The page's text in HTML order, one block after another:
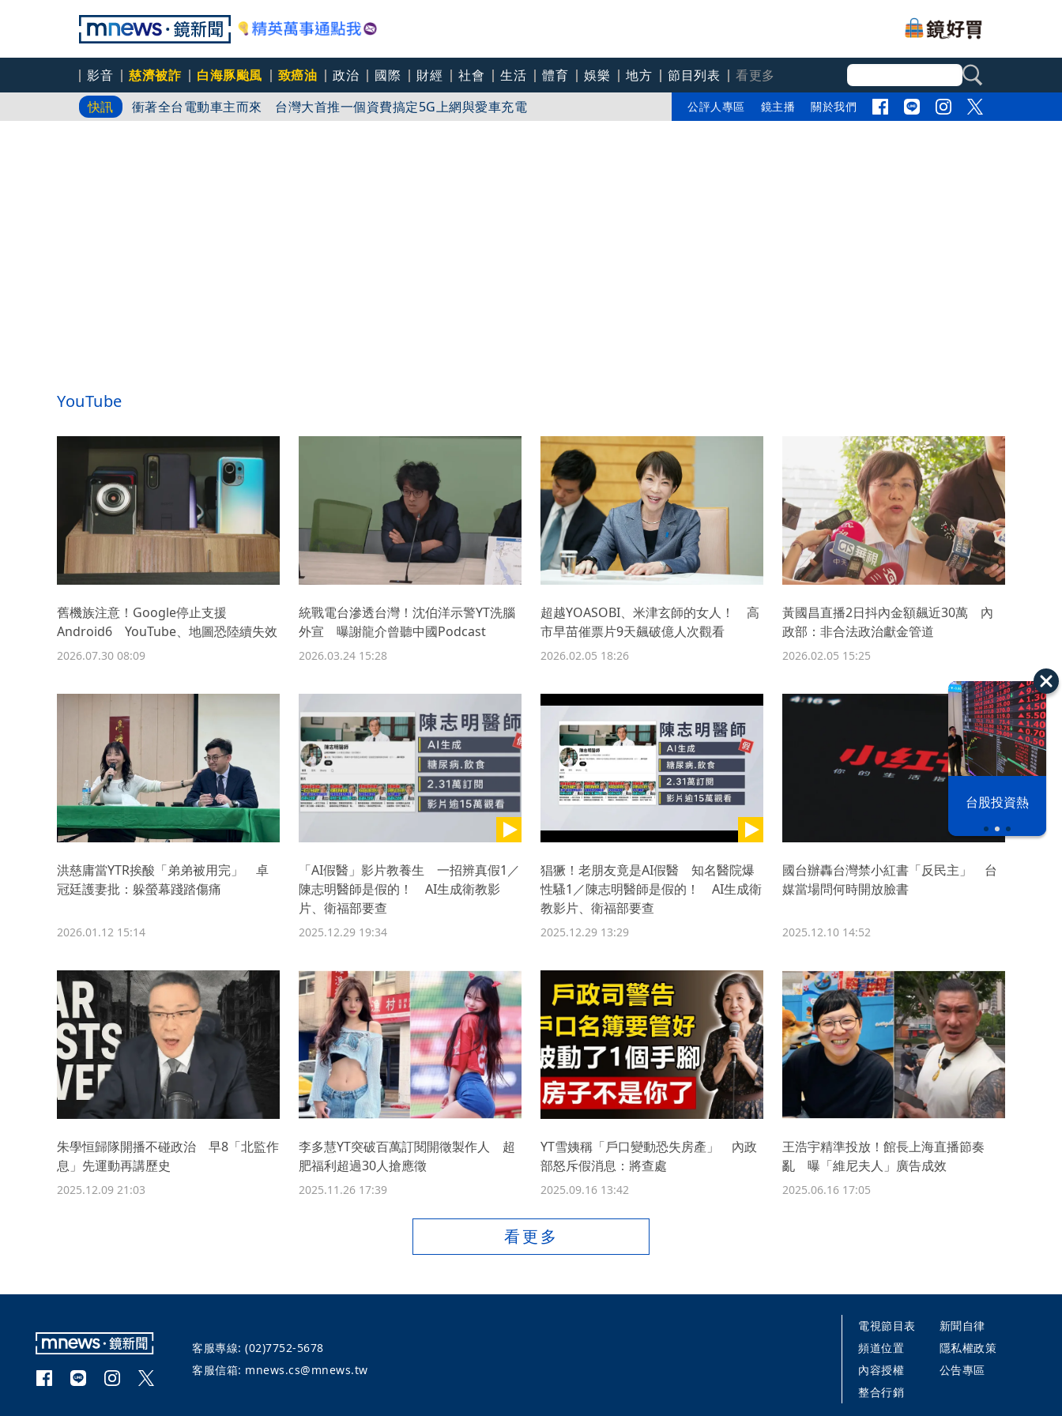
影音 慈濟被詐 白海豚颱風 致癌油 政治 國際 財經 社會 生活 體育 娛樂 地方 節目列表
看更多
快訊
「滴管餵毒」傳播妹如喪屍遭性侵致死！毒趴變態男重判14年6月
衝著全台電動車主而來 台灣大首推一個資費搞定5G上網與愛車充電
公評人專區 鏡主播 關於我們
台股投資熱
YouTube
舊機族注意！Google停止支援
Android6 YouTube、地圖恐陸續失效
2026.07.30 08:09
統戰電台滲透台灣！沈伯洋示警YT洗腦
外宣 曝謝龍介曾聽中國Podcast
2026.03.24 15:28
超越YOASOBI、米津玄師的女人！ 高
市早苗催票片9天飆破億人次觀看
2026.02.05 18:26
黃國昌直播2日抖內金額飆近30萬 內
政部：非合法政治獻金管道
2026.02.05 15:25
洪慈庸當YTR挨酸「弟弟被用完」 卓
冠廷護妻批：躲螢幕踐踏傷痛
2026.01.12 15:14
「AI假醫」影片教養生 一招辨真假1／
陳志明醫師是假的！ AI生成衛教影
片、衛福部要查
2025.12.29 19:34
猖獗！老朋友竟是AI假醫 知名醫院爆
性騷1／陳志明醫師是假的！ AI生成衛
教影片、衛福部要查
2025.12.29 13:29
國台辦轟台灣禁小紅書「反民主」 台
媒當場問何時開放臉書
2025.12.10 14:52
朱學恒歸隊開播不碰政治 早8「北監作
息」先運動再講歷史
2025.12.09 21:03
李多慧YT突破百萬訂閱開徵製作人 超
肥福利超過30人搶應徵
2025.11.26 17:39
YT雪姨稱「戶口變動恐失房產」 內政
部怒斥假消息：將查處
2025.09.16 13:42
王浩宇精準投放！館長上海直播節奏
亂 曝「維尼夫人」廣告成效
2025.06.16 17:05
看更多
客服專線: (02)7752-5678
客服信箱: mnews.cs@mnews.tw
電視節目表
新聞自律
頻道位置
隱私權政策
內容授權
公告專區
整合行銷